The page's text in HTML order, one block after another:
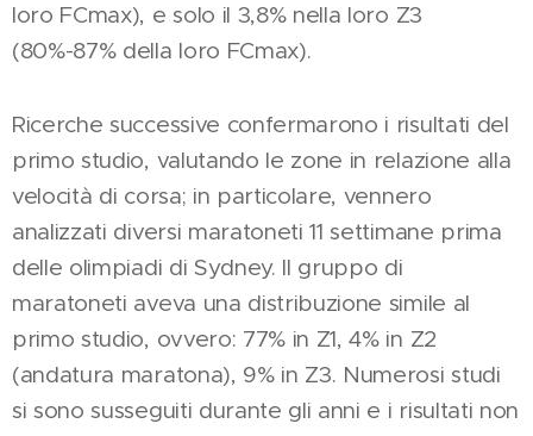
loro FCmax), e solo il 3,8% nella loro Z3
(80%-87% della loro FCmax).
Ricerche successive confermarono i risultati del
primo studio, valutando le zone in relazione alla
velocità di corsa; in particolare, vennero
analizzati diversi maratoneti 11 settimane prima
delle olimpiadi di Sydney. Il gruppo di
maratoneti aveva una distribuzione simile al
primo studio, ovvero: 77% in Z1, 4% in Z2
(andatura maratona), 9% in Z3. Numerosi studi
si sono susseguiti durante gli anni e i risultati non